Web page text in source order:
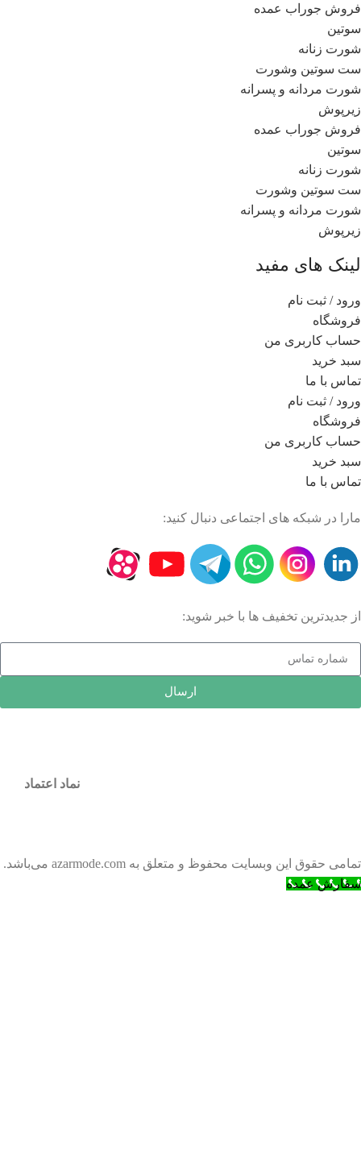
فروش جوراب عمده
سوتین
شورت زنانه
ست سوتین وشورت
شورت مردانه و پسرانه
زیرپوش
فروش جوراب عمده
سوتین
شورت زنانه
ست سوتین وشورت
شورت مردانه و پسرانه
زیرپوش
لینک های مفید
ورود / ثبت نام
فروشگاه
حساب کاربری من
سبد خرید
تماس با ما
ورود / ثبت نام
فروشگاه
حساب کاربری من
سبد خرید
تماس با ما
مارا در شبکه های اجتماعی دنبال کنید:
از جدیدترین تخفیف ها با خبر شوید:
ارسال
نماد اعتماد
تمامی حقوق این وبسایت محفوظ و متعلق به azarmode.com می‌باشد.
سفارش عمده